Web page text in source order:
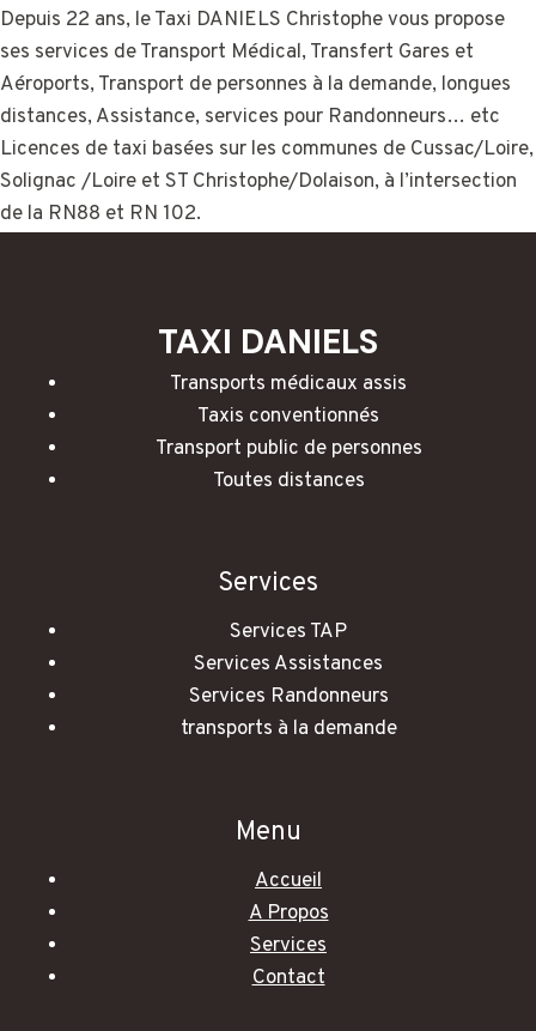
Depuis 22 ans, le Taxi DANIELS Christophe vous propose
ses services de Transport Médical, Transfert Gares et
Aéroports, Transport de personnes à la demande, longues
distances, Assistance, services pour Randonneurs… etc
Licences de taxi basées sur les communes de Cussac/Loire,
Solignac /Loire et ST Christophe/Dolaison, à l’intersection
de la RN88 et RN 102.
TAXI DANIELS
Transports médicaux assis
Taxis conventionnés
Transport public de personnes
Toutes distances
Services
Services TAP
Services Assistances
Services Randonneurs
transports à la demande
Menu
Accueil
A Propos
Services
Contact